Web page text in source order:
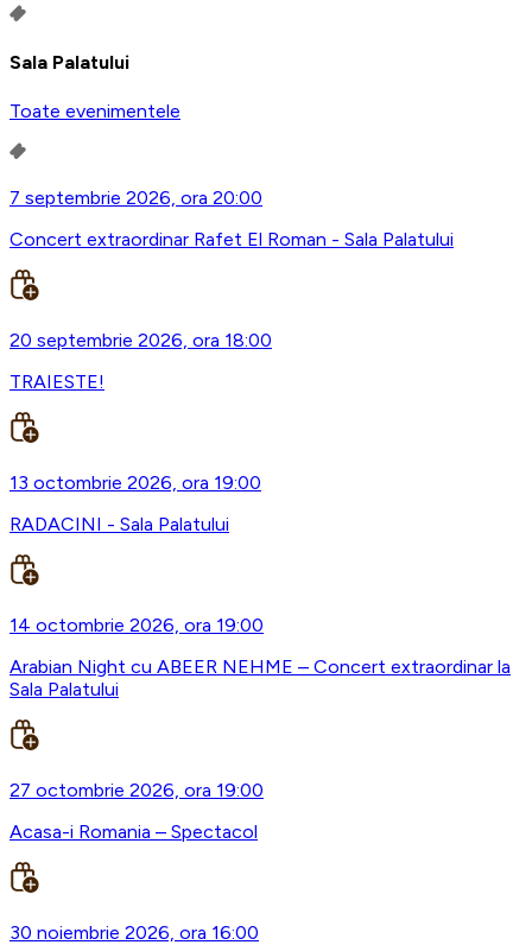
Sala Palatului
Toate evenimentele
7 septembrie 2026, ora 20:00
Concert extraordinar Rafet El Roman - Sala Palatului
20 septembrie 2026, ora 18:00
TRAIESTE!
13 octombrie 2026, ora 19:00
RADACINI - Sala Palatului
14 octombrie 2026, ora 19:00
Arabian Night cu ABEER NEHME – Concert extraordinar la
Sala Palatului
27 octombrie 2026, ora 19:00
Acasa-i Romania – Spectacol
30 noiembrie 2026, ora 16:00